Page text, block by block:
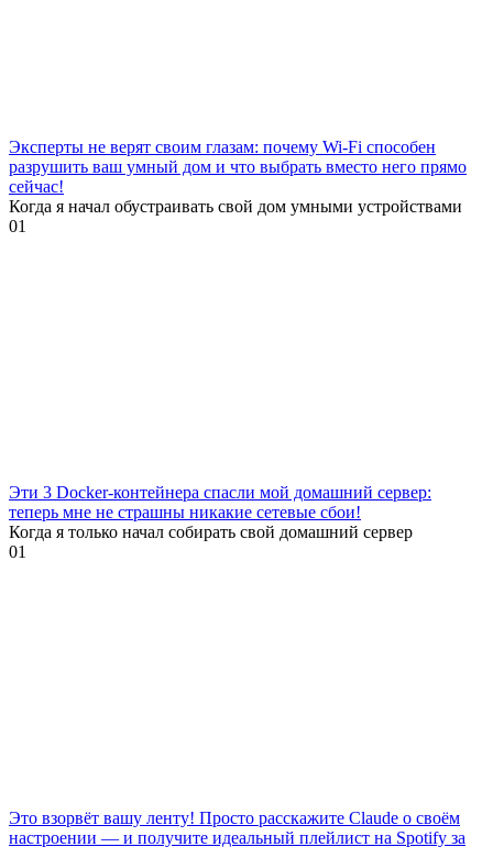
Эксперты не верят своим глазам: почему Wi-Fi способен
разрушить ваш умный дом и что выбрать вместо него прямо
сейчас!
Когда я начал обустраивать свой дом умными устройствами
01
Эти 3 Docker-контейнера спасли мой домашний сервер:
теперь мне не страшны никакие сетевые сбои!
Когда я только начал собирать свой домашний сервер
01
Это взорвёт вашу ленту! Просто расскажите Claude о своём
настроении — и получите идеальный плейлист на Spotify за